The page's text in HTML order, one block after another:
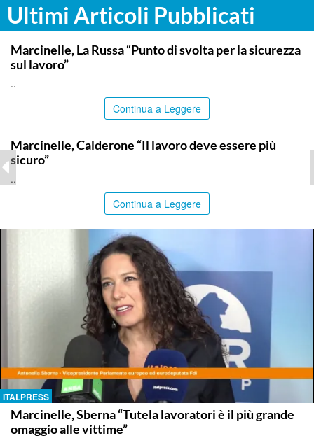
Ultimi Articoli Pubblicati
ITALPRESS
Marcinelle, La Russa “Punto di svolta per la sicurezza
sul lavoro”
..
Continua a Leggere
Marcinelle, Calderone “Il lavoro deve essere più
sicuro”
..
Continua a Leggere
ITALPRESS
Marcinelle, Sberna “Tutela lavoratori è il più grande
omaggio alle vittime”